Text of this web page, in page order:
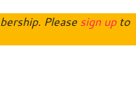
Please sign upto